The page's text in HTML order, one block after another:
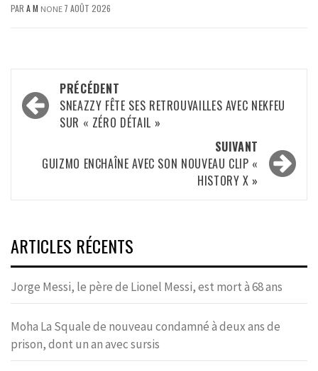
PAR A M NONE 7 AOÛT 2026
Navigation
d’article
PRÉCÉDENT
SNEAZZY FÊTE SES RETROUVAILLES AVEC NEKFEU
SUR « ZÉRO DÉTAIL »
SUIVANT
GUIZMO ENCHAÎNE AVEC SON NOUVEAU CLIP «
HISTORY X »
ARTICLES RÉCENTS
Jorge Messi, le père de Lionel Messi, est mort à 68 ans
Moha La Squale de nouveau condamné à deux ans de
prison, dont un an avec sursis